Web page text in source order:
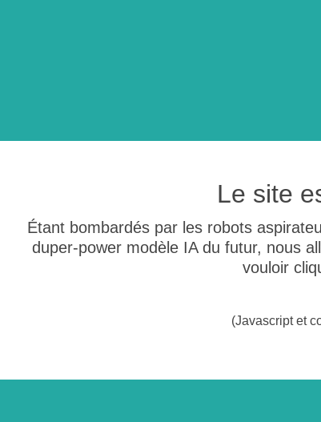
Le site
Étant bombardés par les robots
duper-power modèle IA du futur, nous
vouloir
(Javascript et